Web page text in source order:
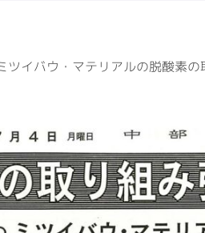
専用加工センタ
オフィス環境
環境への取組
ツイバウ・マテリアルの脱酸素